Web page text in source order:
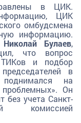
в ЦИК.
ЦИК
омбудсмена
информацию.
Николай Булаев,
что вопрос
и подбор
в
поднимался на
Он
без учета Санкт-
комиссией